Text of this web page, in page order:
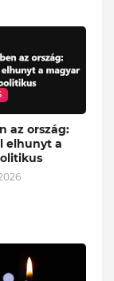
az ország:
elhunyt a